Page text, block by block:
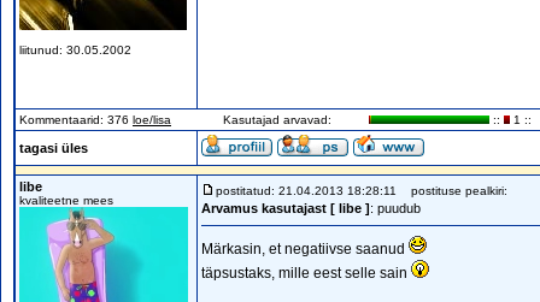
liitunud: 30.05.2002
Kommentaarid: 376 loe/lisa Kasutajad arvavad: :: 1 ::
tagasi üles
libe
kvaliteetne mees
postitatud: 21.04.2013 18:28:11 postituse pealkiri:
Arvamus kasutajast [ libe ]: puudub
Märkasin, et negatiivse saanud
täpsustaks, mille eest selle sain